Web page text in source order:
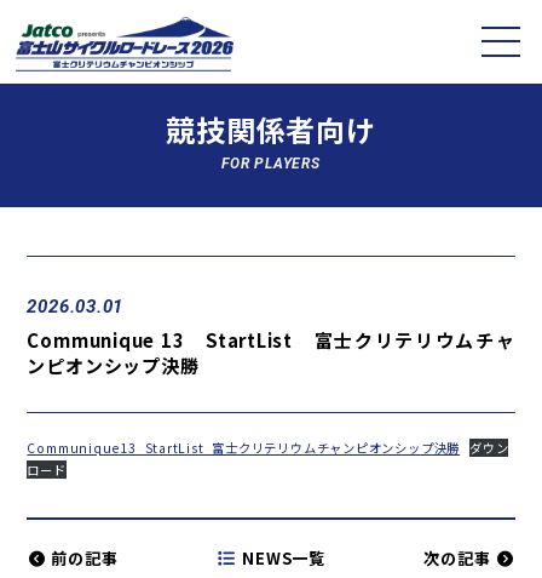
競技関係者向け
FOR PLAYERS
2026.03.01
Communique 13 StartList 富士クリテリウムチャ
ンピオンシップ決勝
Communique13_StartList_富士クリテリウムチャンピオンシップ決勝
ダウン
ロード
前の記事 NEWS一覧 次の記事